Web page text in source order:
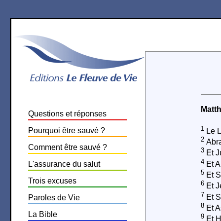
Questions et réponses
Pourquoi être sauvé ?
Comment être sauvé ?
L'assurance du salut
Trois excuses
Paroles de Vie
La Bible
1 Le
2
3 Et
4 Et
5 Et
6 Et
7 Et
8 Et
9 Et